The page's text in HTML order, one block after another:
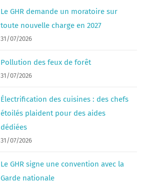
Le GHR demande un moratoire sur
toute nouvelle charge en 2027
31/07/2026
Pollution des feux de forêt
31/07/2026
Électrification des cuisines : des chefs
étoilés plaident pour des aides
dédiées
31/07/2026
Le GHR signe une convention avec la
Garde nationale